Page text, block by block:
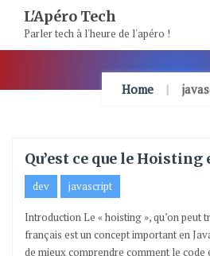
Content
L'Apéro Tech
Parler tech à l'heure de l'apéro !
Home
Qu’est ce que le
dev javascript
Introduction Le « hoisting », qu’on peut
français est un concept important en
de mieux comprendre comment le code